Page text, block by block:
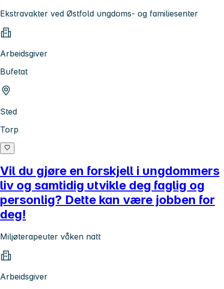
Ekstravakter ved Østfold ungdoms- og familiesenter
Arbeidsgiver
Bufetat
Sted
Torp
Vil du gjøre en forskjell i ungdommers
liv og samtidig utvikle deg faglig og
personlig? Dette kan være jobben for
deg!
Miljøterapeuter våken natt
Arbeidsgiver